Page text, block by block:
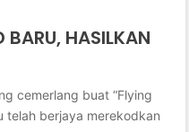
BARU, HASILKAN
cemerlang buat “Flying
telah berjaya merekodkan